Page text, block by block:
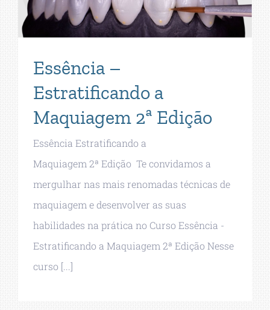
Essência –
Estratificando a
Maquiagem 2ª Edição
Essência Estratificando a
Maquiagem 2ª Edição Te convidamos a
mergulhar nas mais renomadas técnicas de
maquiagem e desenvolver as suas
habilidades na prática no Curso Essência -
Estratificando a Maquiagem 2ª Edição Nesse
curso [...]